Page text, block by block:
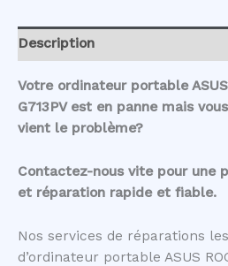
Description
Votre ordinateur portable
G713PV est en panne mais
vient le problème?
Contactez-nous vite pour une
et réparation rapide et fiable.
Nos services de réparations
d’ordinateur portable ASUS